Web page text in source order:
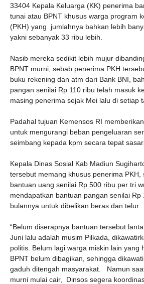
33404 Kepala Keluarga (KK) penerima
tunai atau BPNT khusus warga program
(PKH) yang
jumlahnya bahkan lebih
yakni sebanyak 33 ribu lebih.
Nasib mereka sedikit lebih mujur
BPNT murni, sebab penerima PKH
buku rekening dan atm dari Bank BNI,
pangan senilai Rp 110 ribu telah masuk
masing penerima sejak Mei lalu di setiap
Padahal tujuan Kemensos RI
untuk mengurangi beban pengeluaran
seimbang kepada kpm secara tepat
Kepala Dinas Sosial Kab Madiun
tersebut memang khusus penerima PKH,
bantuan uang senilai Rp 500 ribu per tri
mendapatkan bantuan pangan senilai Rp
bulannya untuk dibelikan beras dan telur.
“Belum diserapnya bantuan tersebut
Juni lalu adalah musim Pilkada,
politis. Belum lagi warga miskin lain yang
BPNT belum dibagikan, sehingga
gaduh ditengah masyarakat.
Namun
murni mulai cair,
Dinsos segera